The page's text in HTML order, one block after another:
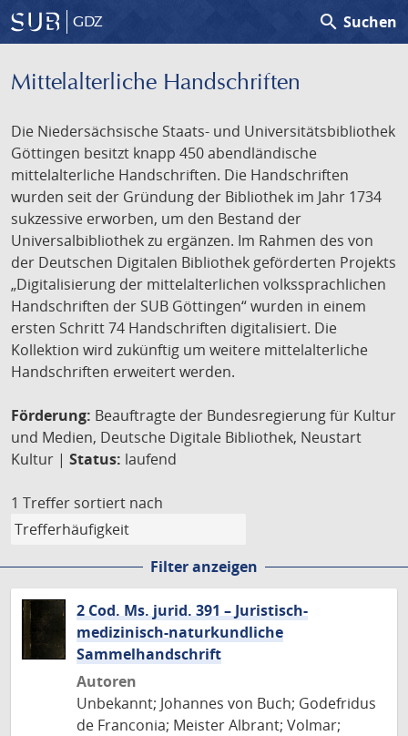
GDZ search Suchen
Mittelalterliche Handschriften
Die Niedersächsische Staats- und Universitätsbibliothek
Göttingen besitzt knapp 450 abendländische
mittelalterliche Handschriften. Die Handschriften
wurden seit der Gründung der Bibliothek im Jahr 1734
sukzessive erworben, um den Bestand der
Universalbibliothek zu ergänzen. Im Rahmen des von
der Deutschen Digitalen Bibliothek geförderten Projekts
„Digitalisierung der mittelalterlichen volkssprachlichen
Handschriften der SUB Göttingen“ wurden in einem
ersten Schritt 74 Handschriften digitalisiert. Die
Kollektion wird zukünftig um weitere mittelalterliche
Handschriften erweitert werden.
Förderung: Beauftragte der Bundesregierung für Kultur
und Medien, Deutsche Digitale Bibliothek, Neustart
Kultur | Status: laufend
1 Treffer sortiert nach
Filter anzeigen
2 Cod. Ms. jurid. 391 – Juristisch-
medizinisch-naturkundliche
Sammelhandschrift
Autoren
Unbekannt; Johannes von Buch; Godefridus
de Franconia; Meister Albrant; Volmar;